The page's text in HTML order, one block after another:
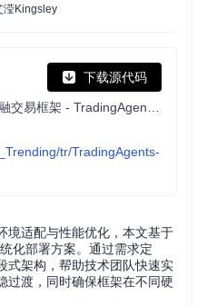
滢Kingsley
下载源代码
tr/TradingAgents-
境适配与性能优化，本文基于
化部署方案。通过需求定
式架构，帮助技术团队快速实
过渡，同时确保框架在不同硬